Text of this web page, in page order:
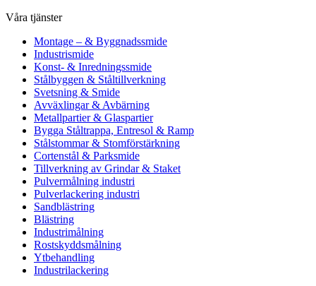
Våra tjänster
Montage – & Byggnadssmide
Industrismide
Konst- & Inredningssmide
Stålbyggen & Ståltillverkning
Svetsning & Smide
Avväxlingar & Avbärning
Metallpartier & Glaspartier
Bygga Ståltrappa, Entresol & Ramp
Stålstommar & Stomförstärkning
Cortenstål & Parksmide
Tillverkning av Grindar & Staket
Pulvermålning industri
Pulverlackering industri
Sandblästring
Blästring
Industrimålning
Rostskyddsmålning
Ytbehandling
Industrilackering